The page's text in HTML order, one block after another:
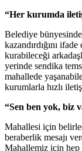
“Her kurumda
Belediye
kazandırdığını
kurabileceği
yerinde sendika
mahallede
kurumlarla hızlı
“Sen ben yok, biz
Mahallesi için
beraberlik mesajı
Mahallemiz için hep